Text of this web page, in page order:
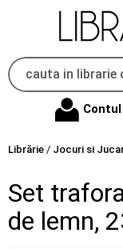
Librărie / Jocuri si
Set
de lemn,